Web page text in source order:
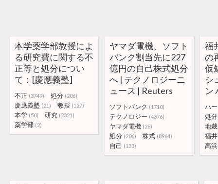
本学薬学部教授によ
る研究費に関する不
正等と処分につい
て：[慶應義塾]
不正 (3749) 処分 (206)
慶應義塾 (21) 教授 (127)
本学 (50) 研究 (2321)
薬学部 (2)
ヤマダ電機、ソフト
バンク割当先に227
億円の自己株式処分
へ | テクノロジーニ
ュース | Reuters
ソフトバンク (1710)
テクノロジー (4376)
ヤマダ電機 (28)
処分 (206) 株式 (8964)
自己 (133)
福
の
仮
シ
ン
ハ
処分
地裁
福井
高浜